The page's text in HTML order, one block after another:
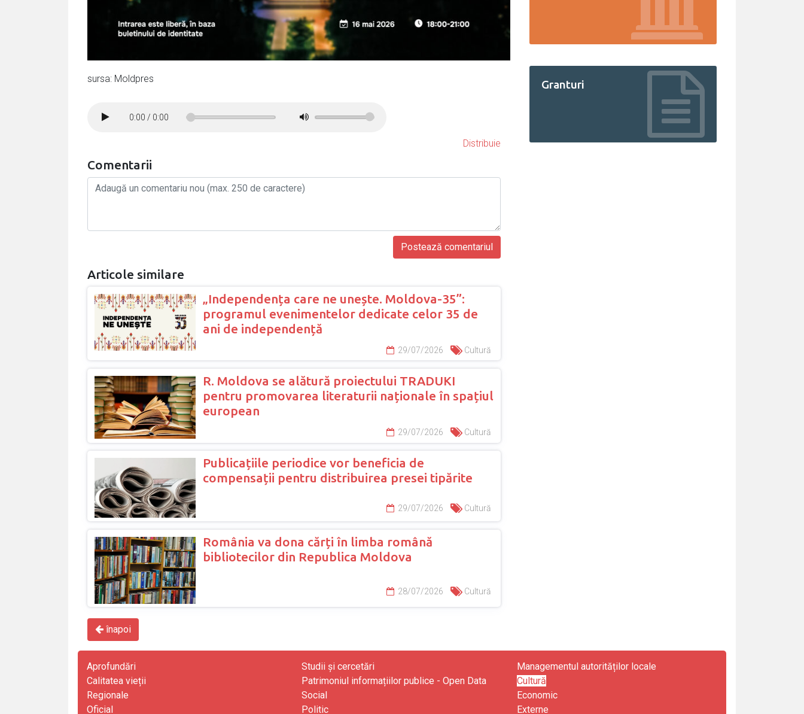
sursa: Moldpres
0:00 / 0:00
Distribuie
Comentarii
Articole similare
„Independența care ne unește. Moldova-35”:
programul evenimentelor dedicate celor 35 de
ani de independență
29/07/2026 Cultură
R. Moldova se alătură proiectului TRADUKI
pentru promovarea literaturii naționale în spațiul
european
29/07/2026 Cultură
Publicațiile periodice vor beneficia de
compensații pentru distribuirea presei tipărite
29/07/2026 Cultură
România va dona cărți în limba română
bibliotecilor din Republica Moldova
28/07/2026 Cultură
Granturi
înapoi
Aprofundări Studii și cercetări
Managementul autorităților locale
Calitatea vieții
Patrimoniul informațiilor publice - Open Data
Cultură
Regionale
Social
Economic
Oficial
Politic Externe